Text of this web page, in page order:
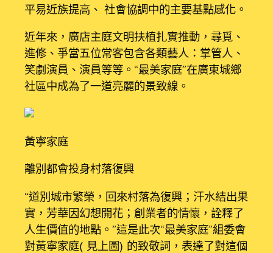
平易近族提高、 社會協調中的主要基點感化。
近年來，廣店主庭文明扶植扎實推動，尋覓、
進修、爭當五位常客包含各類藝人：掌管人、
笑劇演員、演員等等。“最美家庭”在廣東城鄉
社區中成為了一道亮麗的景致線。
黃寧家庭
離別都會投身村落復興
“道別城市繁榮，回來村落為復興；汗水結出果
實，芳華因幻想開花；創業者的情懷，詮釋了
人生價值的地點。”這是此次“最美家庭”組委會
對黃寧家庭（見上圖）的致敬詞，表達了對這個